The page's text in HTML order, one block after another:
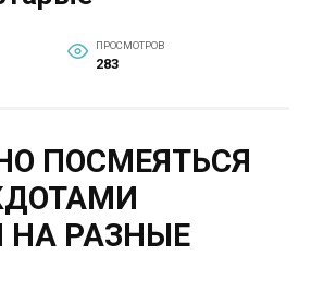
ПРОСМОТРОВ
283
ПОСМЕЯТЬСЯ
РАЗНЫЕ